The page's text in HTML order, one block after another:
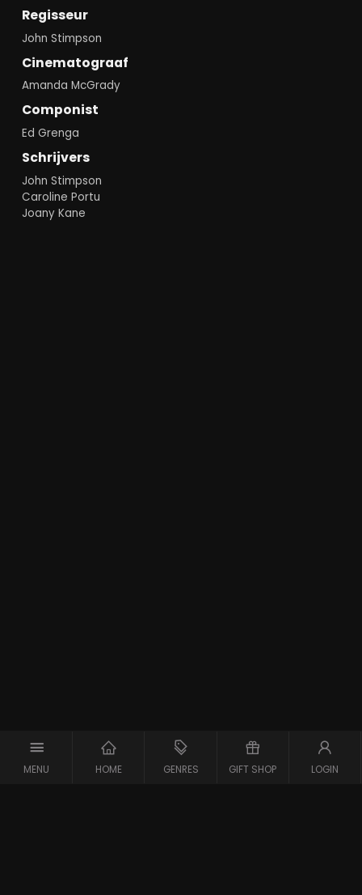
MENU HOME GENRES GIFT SHOP LOGIN
Regisseur
John Stimpson
Cinematograaf
Amanda McGrady
Componist
Ed Grenga
Schrijvers
John Stimpson
Caroline Portu
Joany Kane